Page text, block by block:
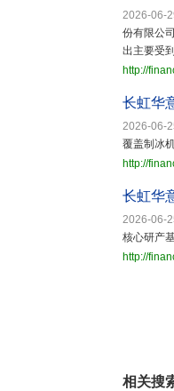
2026-06-
份有限公
出主要受
http://
长虹华
2026-06-
覆盖制冰
http://
长虹华
2026-06-
核心研产
http://
相关搜